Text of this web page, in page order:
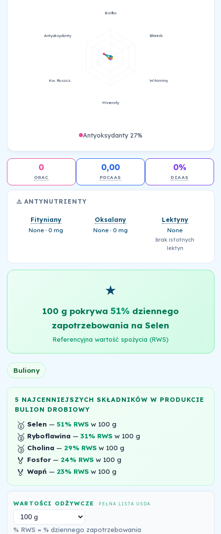
Białko
Błonnik
Witaminy
Minerały
Kw. tłuszcz.
Antyoksydanty
Antyoksydanty 27%
0
ORAC
0,00
PDCAAS
0%
DIAAS
⚠️ ANTYNUTRIENTY
Fityniany
None · 0 mg
Oksalany
None · 0 mg
Lektyny
None
brak istotnych
lektyn
★
100 g pokrywa 51% dziennego
zapotrzebowania na Selen
Referencyjna wartość spożycia (RWS)
Buliony
5 NAJCENNIEJSZYCH SKŁADNIKÓW W PRODUKCIE
BULION DROBIOWY
🥇 Selen — 51% RWSw 100 g
🥈 Ryboflawina— 31% RWSw 100 g
🥉 Cholina— 29% RWSw 100 g
🏅 Fosfor— 24% RWSw 100 g
🏅 Wapń — 23% RWSw 100 g
WARTOŚCI ODŻYWCZE· PEŁNA LISTA USDA
% RWS = % dziennego zapotrzebowania